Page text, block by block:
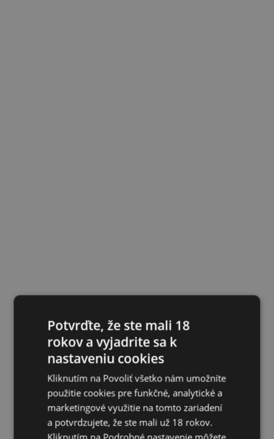
Potvrďte, že ste mali 18
rokov a vyjadrite sa k
nastaveniu cookies
Kliknutím na Povoliť všetko nám umožníte
použitie cookies pre funkčné, analytické a
marketingové využitie na tomto zariadení
a potvrdzujete, že ste mali už 18 rokov.